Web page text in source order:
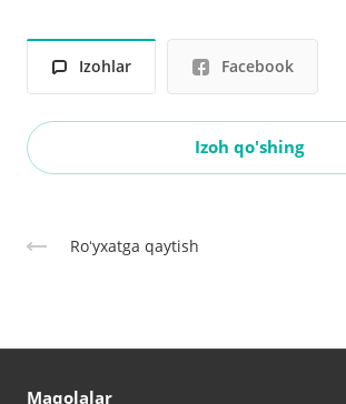
Izohlar Facebook
Izoh qo'shing
Roʻyxatga qaytish
Maqolalar